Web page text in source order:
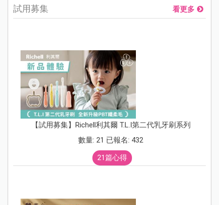
試用募集 看更多
【試用募集】Richell利其爾 T.L.I第二代乳牙刷系列
數量: 21 已報名: 432
21篇心得